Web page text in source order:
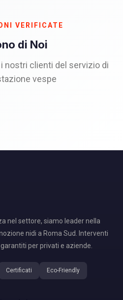
VERIFICATE
di Noi
nostri clienti del servizio di
vespe
nel settore, siamo leader nella
nidi a Roma Sud. Interventi
per privati e aziende.
Certificati Eco-Friendly